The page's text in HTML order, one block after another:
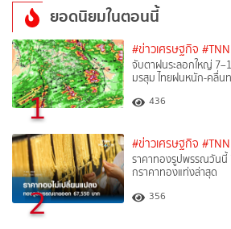
ยอดนิยมในตอนนี้
1
#ข่าวเศรษฐกิจ
จับตาฝนระลอกใหญ่
มรสุม ไทยฝนหนัก-คลื่นท
436
2
#ข่าวเศรษฐกิจ
ราคาทองรูปพรรณวันนี้
กราคาทองแท่งล่าสุด
356